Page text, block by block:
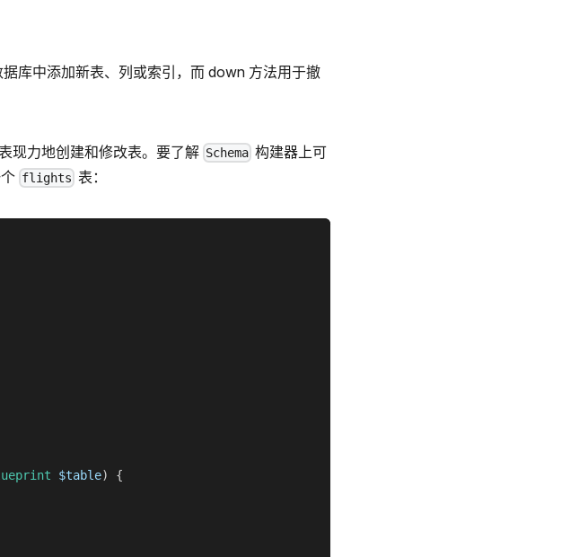
库中添加新表、列或索引，而 down 方法用于撤
现力地创建和修改表。要了解 Schema 构建器上可
flights 表：
$table)
{